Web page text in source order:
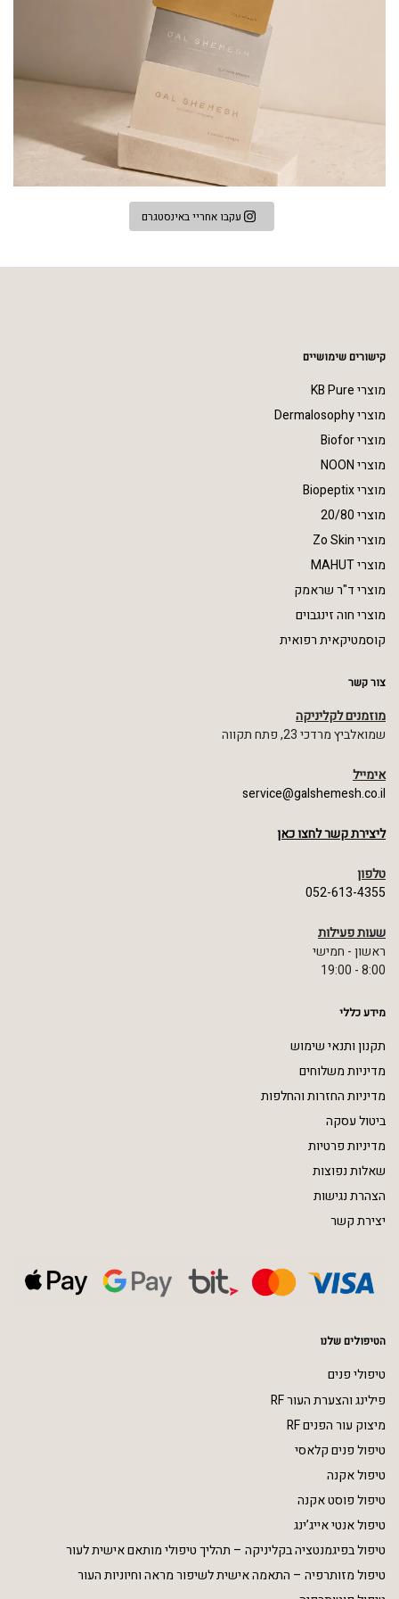
עקבו אחריי באינסטגרם
קישורים שימושיים
מוצרי KB Pure
מוצרי Dermalosophy
מוצרי Biofor
מוצרי NOON
מוצרי Biopeptix
מוצרי 20/80
מוצרי Zo Skin
מוצרי MAHUT
מוצרי ד"ר שראמק
מוצרי חוה זינגבוים
קוסמטיקאית רפואית
צור קשר
מוזמנים לקליניקה
שמואלביץ מרדכי 23, פתח תקווה
אימייל
service@galshemesh.co.il
ליצירת קשר לחצו כאן
טלפון
052-613-4355
שעות פעילות
ראשון - חמישי
8:00 - 19:00
מידע כללי
תקנון ותנאי שימוש
מדיניות משלוחים
מדיניות החזרות והחלפות
ביטול עסקה
מדיניות פרטיות
שאלות נפוצות
הצהרת נגישות
יצירת קשר
הטיפולים שלנו
טיפולי פנים
פילינג והצערת העור RF
מיצוק עור הפנים RF
טיפול פנים קלאסי
טיפול אקנה
טיפול פוסט אקנה
טיפול אנטי אייג’ינג
טיפול בפיגמנטציה בקליניקה – תהליך טיפולי מותאם אישית לעור
טיפול מזותרפיה – התאמה אישית לשיפור מראה וחיוניות העור